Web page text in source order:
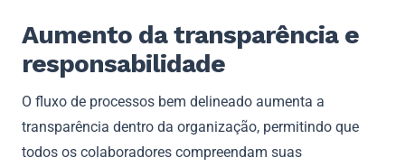
Aumento da transparência e
responsabilidade
O fluxo de processos bem delineado aumenta a
transparência dentro da organização, permitindo que
todos os colaboradores compreendam suas